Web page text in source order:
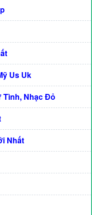
Us Uk
Tình, Nhạc Đỏ
Nhất